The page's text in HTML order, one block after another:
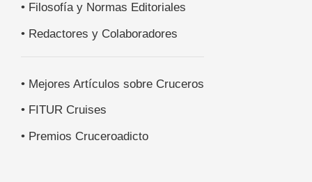
• Filosofía y Normas Editoriales
• Redactores y Colaboradores
• Mejores Artículos sobre Cruceros
• FITUR Cruises
• Premios Cruceroadicto